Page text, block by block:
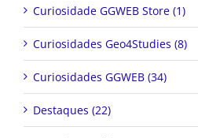
Curiosidade GGWEB Store (1)
Curiosidades Geo4Studies (8)
Curiosidades GGWEB (34)
Destaques (22)